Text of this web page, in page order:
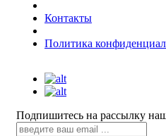
Контакты
Политика
Подпишитесь на рассылку